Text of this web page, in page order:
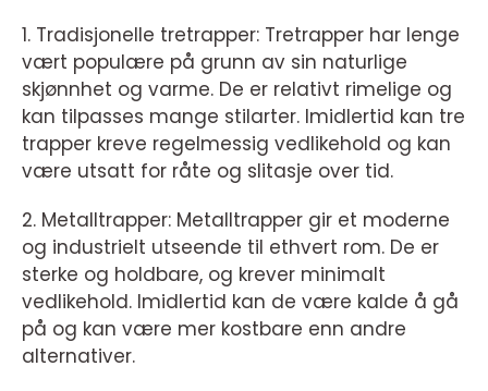
1. Tradisjonelle tretrapper: Tretrapper har lenge
vært populære på grunn av sin naturlige
skjønnhet og varme. De er relativt rimelige og
kan tilpasses mange stilarter. Imidlertid kan tre
trapper kreve regelmessig vedlikehold og kan
være utsatt for råte og slitasje over tid.
2. Metalltrapper: Metalltrapper gir et moderne
og industrielt utseende til ethvert rom. De er
sterke og holdbare, og krever minimalt
vedlikehold. Imidlertid kan de være kalde å gå
på og kan være mer kostbare enn andre
alternativer.